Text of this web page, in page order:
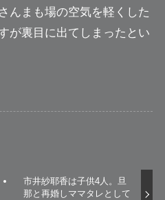
んまも場の空気を軽くした
が裏目に出てしまったとい
市井紗耶香は子供4人。旦
那と再婚しママタレとして